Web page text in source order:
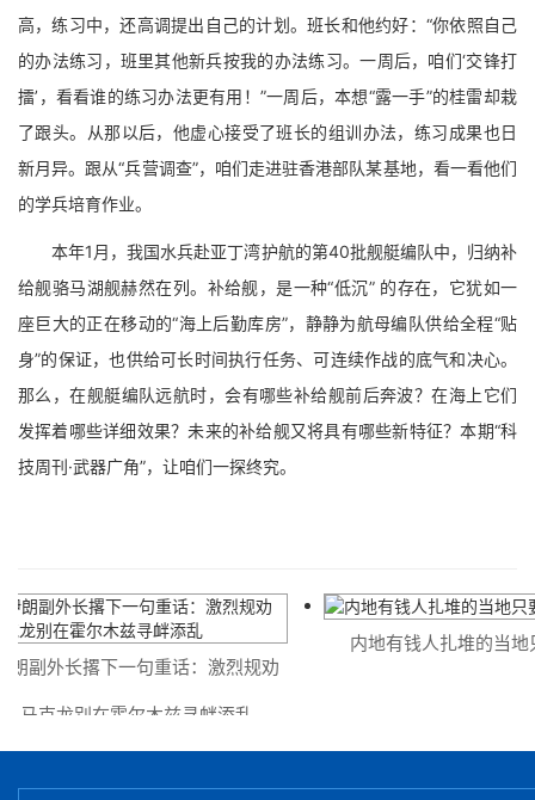
高，练习中，还高调提出自己的计划。班长和他约好：“你依照自己
的办法练习，班里其他新兵按我的办法练习。一周后，咱们‘交锋打
擂’，看看谁的练习办法更有用！”一周后，本想“露一手”的桂雷却栽
了跟头。从那以后，他虚心接受了班长的组训办法，练习成果也日
新月异。跟从“兵营调查”，咱们走进驻香港部队某基地，看一看他们
的学兵培育作业。
本年1月，我国水兵赴亚丁湾护航的第40批舰艇编队中，归纳补
给舰骆马湖舰赫然在列。补给舰，是一种“低沉” 的存在，它犹如一
座巨大的正在移动的“海上后勤库房”，静静为航母编队供给全程“贴
身”的保证，也供给可长时间执行任务、可连续作战的底气和决心。
那么，在舰艇编队远航时，会有哪些补给舰前后奔波？在海上它们
发挥着哪些详细效果？未来的补给舰又将具有哪些新特征？本期“科
技周刊·武器广角”，让咱们一探终究。
副外长撂下一句重话：激烈规劝
马克龙别在霍尔木兹寻衅添乱
内地有钱人扎堆的当地